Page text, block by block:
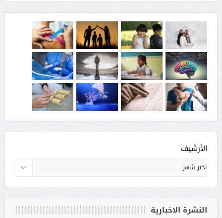
الأرشيف
النشرة الاخبارية